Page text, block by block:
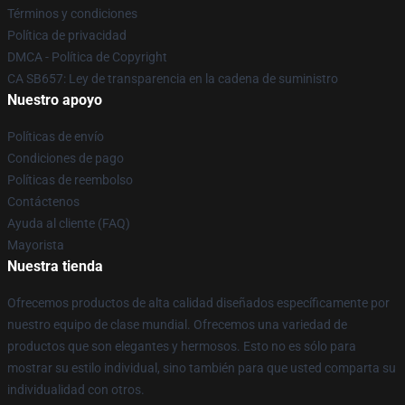
Términos y condiciones
Política de privacidad
DMCA - Política de Copyright
CA SB657: Ley de transparencia en la cadena de suministro
Nuestro apoyo
Políticas de envío
Condiciones de pago
Políticas de reembolso
Contáctenos
Ayuda al cliente (FAQ)
Mayorista
Nuestra tienda
Ofrecemos productos de alta calidad diseñados específicamente por
nuestro equipo de clase mundial. Ofrecemos una variedad de
productos que son elegantes y hermosos. Esto no es sólo para
mostrar su estilo individual, sino también para que usted comparta su
individualidad con otros.